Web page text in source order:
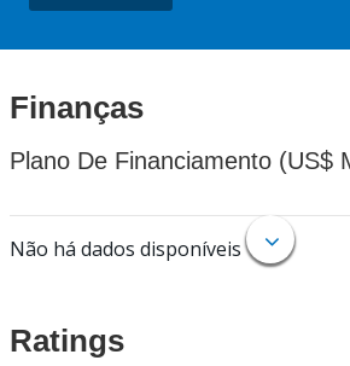
Finanças
Plano De Financiamento (US$
Não há dados disponíveis
Ratings